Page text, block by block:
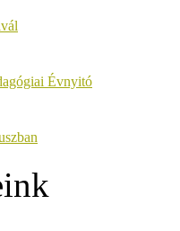
Évnyitó